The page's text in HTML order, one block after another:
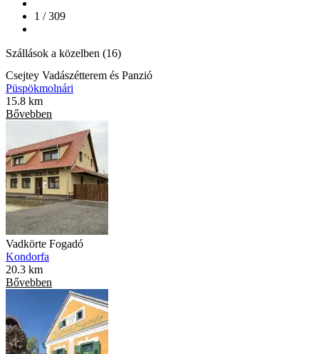
1 / 309
Szállások a közelben (16)
Csejtey Vadászétterem és Panzió
Püspökmolnári
15.8 km
Bővebben
Vadkörte Fogadó
Kondorfa
20.3 km
Bővebben